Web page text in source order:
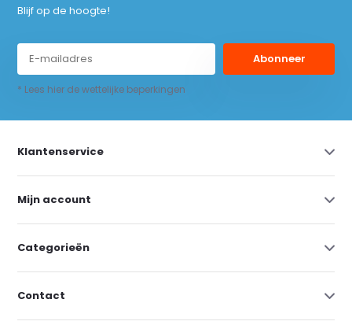
Blijf op de hoogte!
Abonneer
* Lees hier de wettelijke beperkingen
Klantenservice
Mijn account
Categorieën
Contact